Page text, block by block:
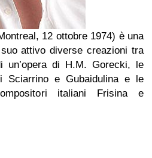
, 12 ottobre 1974) è una
attivo diverse creazioni tra
un’opera di H.M. Gorecki, le
Sciarrino e Gubaidulinae le
italiani Frisina e